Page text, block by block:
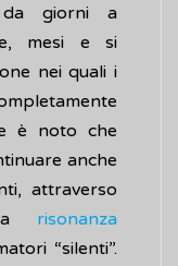
da giorni a
mesi e si
nei quali i
è noto che
anche
attraverso
risonanza
“silenti”.